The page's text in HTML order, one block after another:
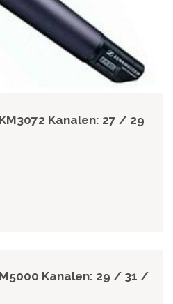
Kanalen: 27 / 29
Kanalen: 29 / 31 /